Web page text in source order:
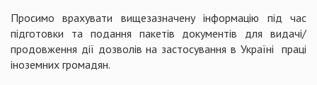
Просимо врахувати вищезазначену інформацію під час
підготовки та подання пакетів документів для видачі/
продовження дії дозволів на застосування в Україні праці
іноземних громадян.